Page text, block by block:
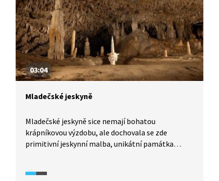
03:04
Mladečské jeskyně
Mladečské jeskyně sice nemají bohatou
krápníkovou výzdobu, ale dochovala se zde
primitivní jeskynní malba, unikátní památka